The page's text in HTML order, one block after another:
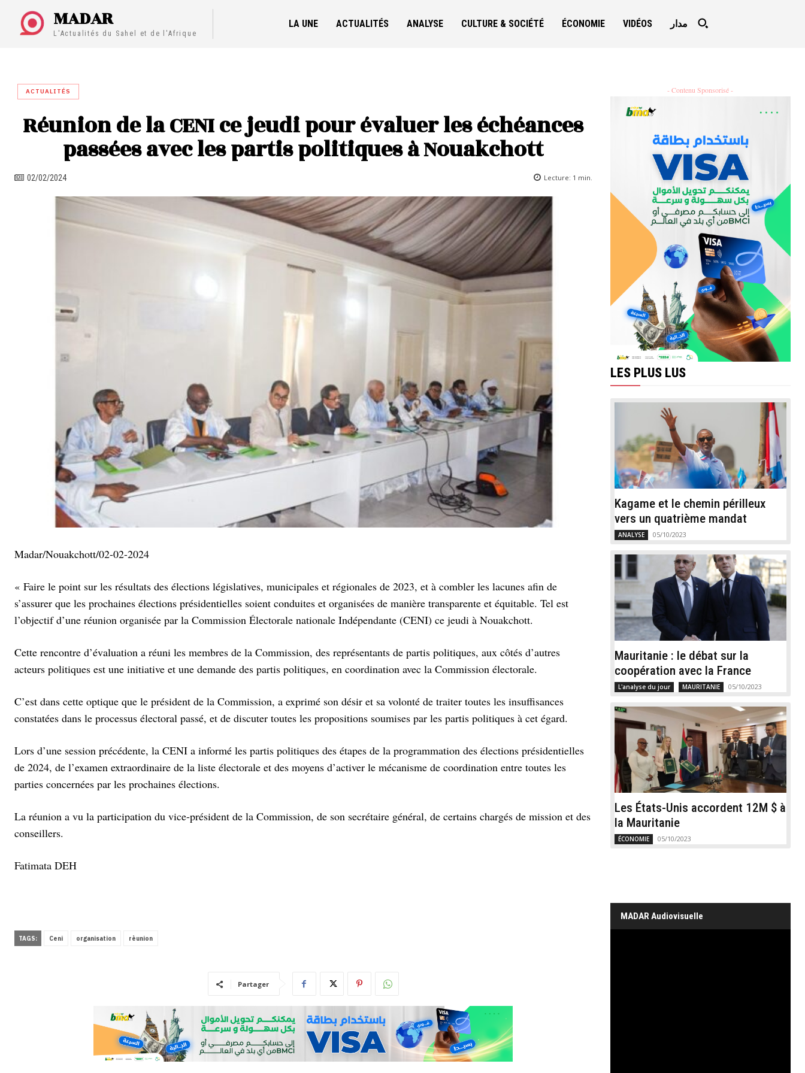
MADAR
L'Actualités du Sahel et de l'Afrique
LA UNE ACTUALITÉS ANALYSE CULTURE & SOCIÉTÉ ÉCONOMIE VIDÉOS مدار
ACTUALITÉS
Réunion de la CENI ce jeudi pour évaluer les échéances
passées avec les partis politiques à Nouakchott
02/02/2024 Lecture: 1 min.
Madar/Nouakchott/02-02-2024
« Faire le point sur les résultats des élections législatives, municipales et régionales de 2023, et à combler les lacunes afin de
s’assurer que les prochaines élections présidentielles soient conduites et organisées de manière transparente et équitable. Tel est
l’objectif d’une réunion organisée par la Commission Électorale nationale Indépendante (CENI) ce jeudi à Nouakchott.
Cette rencontre d’évaluation a réuni les membres de la Commission, des représentants de partis politiques, aux côtés d’autres
acteurs politiques est une initiative et une demande des partis politiques, en coordination avec la Commission électorale.
C’est dans cette optique que le président de la Commission, a exprimé son désir et sa volonté de traiter toutes les insuffisances
constatées dans le processus électoral passé, et de discuter toutes les propositions soumises par les partis politiques à cet égard.
Lors d’une session précédente, la CENI a informé les partis politiques des étapes de la programmation des élections présidentielles
de 2024, de l’examen extraordinaire de la liste électorale et des moyens d’activer le mécanisme de coordination entre toutes les
parties concernées par les prochaines élections.
La réunion a vu la participation du vice-président de la Commission, de son secrétaire général, de certains chargés de mission et des
conseillers.
Fatimata DEH
TAGS: Ceni organisation rèunion
Partager
- Contenu Sponsorisé -
LES PLUS LUS
Kagame et le chemin périlleux
vers un quatrième mandat
ANALYSE 05/10/2023
Mauritanie : le débat sur la
coopération avec la France
L'analyse du jour MAURITANIE 05/10/2023
Les États-Unis accordent 12M $ à
la Mauritanie
ÉCONOMIE 05/10/2023
MADAR Audiovisuelle